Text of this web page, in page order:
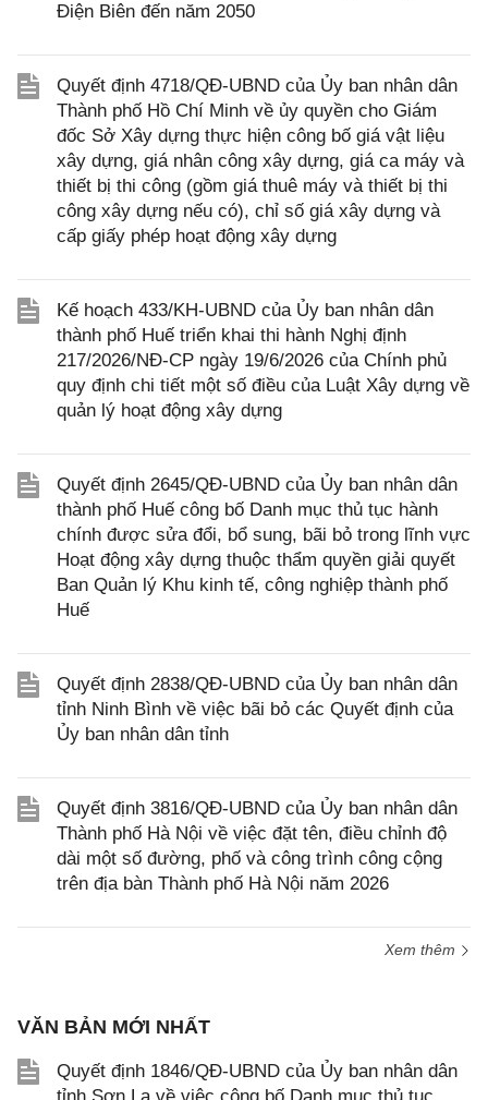
Điện Biên đến năm 2050
Quyết định 4718/QĐ-UBND của Ủy ban nhân dân
Thành phố Hồ Chí Minh về ủy quyền cho Giám
đốc Sở Xây dựng thực hiện công bố giá vật liệu
xây dựng, giá nhân công xây dựng, giá ca máy và
thiết bị thi công (gồm giá thuê máy và thiết bị thi
công xây dựng nếu có), chỉ số giá xây dựng và
cấp giấy phép hoạt động xây dựng
Kế hoạch 433/KH-UBND của Ủy ban nhân dân
thành phố Huế triển khai thi hành Nghị định
217/2026/NĐ-CP ngày 19/6/2026 của Chính phủ
quy định chi tiết một số điều của Luật Xây dựng về
quản lý hoạt động xây dựng
Quyết định 2645/QĐ-UBND của Ủy ban nhân dân
thành phố Huế công bố Danh mục thủ tục hành
chính được sửa đổi, bổ sung, bãi bỏ trong lĩnh vực
Hoạt động xây dựng thuộc thẩm quyền giải quyết
Ban Quản lý Khu kinh tế, công nghiệp thành phố
Huế
Quyết định 2838/QĐ-UBND của Ủy ban nhân dân
tỉnh Ninh Bình về việc bãi bỏ các Quyết định của
Ủy ban nhân dân tỉnh
Quyết định 3816/QĐ-UBND của Ủy ban nhân dân
Thành phố Hà Nội về việc đặt tên, điều chỉnh độ
dài một số đường, phố và công trình công cộng
trên địa bàn Thành phố Hà Nội năm 2026
Xem thêm
VĂN BẢN MỚI NHẤT
Quyết định 1846/QĐ-UBND của Ủy ban nhân dân